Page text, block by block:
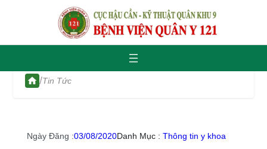
/Tin Tức
Ngày Đăng :03/08/2020Danh Mục : Thông tin y khoa